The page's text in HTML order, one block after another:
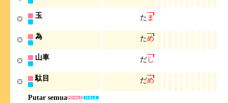
Putar semua
玉 た ま
為 ため
山車 だし
駄目 だめ